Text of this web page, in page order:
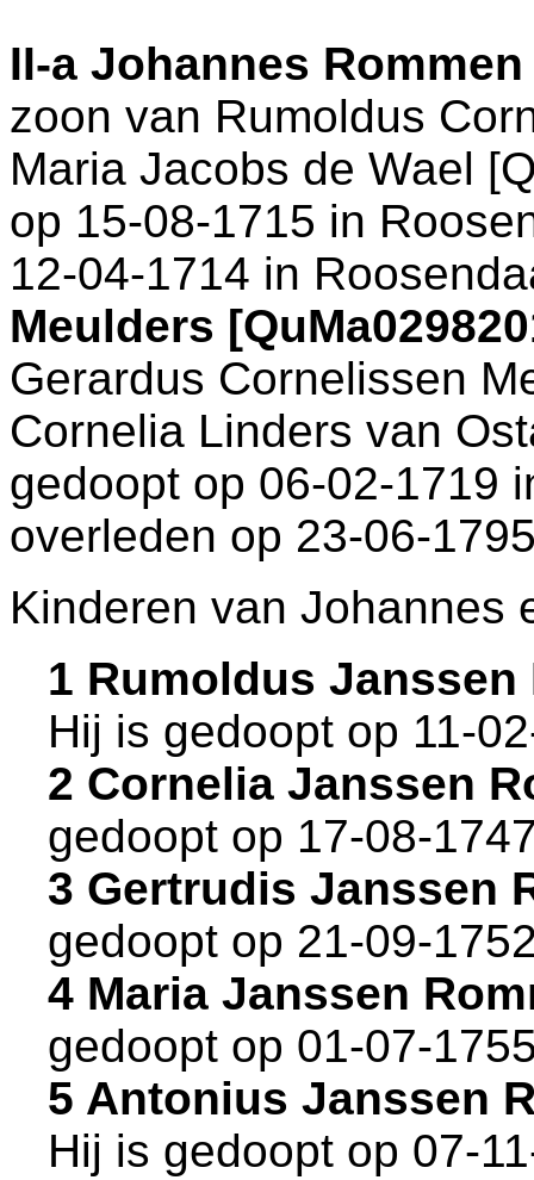
II-a Johannes
zoon van Rumoldus
Maria Jacobs de Wael
op 15-08-1715 in
12-04-1714 in
Meulders
Gerardus Cornelissen
Cornelia Linders van
gedoopt op 06-02-1719
overleden op 23-06-
Kinderen van Johannes
1 Rumoldus Janssen
Hij is gedoopt op 11-
2 Cornelia Janssen
gedoopt op 17-08-
3 Gertrudis Janssen
gedoopt op 21-09-
4 Maria Janssen
gedoopt op 01-07-
5 Antonius Janssen
Hij is gedoopt op 07-